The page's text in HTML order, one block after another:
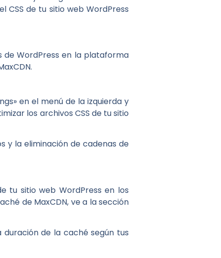
CSS de tu sitio web WordPress
de WordPress en la plataforma
en el menú de la izquierda y
los archivos CSS de tu sitio
y la eliminación de cadenas de
tu sitio web WordPress en los
de MaxCDN, ve a la sección
duración de la caché según tus